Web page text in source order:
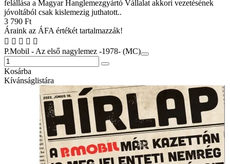
felállása a Magyar Hanglemezgyártó Vállalat akkori vezetésének
jóvoltából csak kislemezig juthatott..
3 790 Ft
Áraink az ÁFA értékét tartalmazzák!
P.Mobil - Az első nagylemez -1978- (MC)
Kosárba
Kívánságlistára